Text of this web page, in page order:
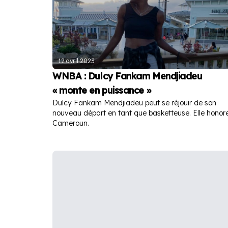
12 avril 2023
WNBA : Dulcy Fankam Mendjiadeu
« monte en puissance »
Dulcy Fankam Mendjiadeu peut se réjouir de son
nouveau départ en tant que basketteuse. Elle
Cameroun.